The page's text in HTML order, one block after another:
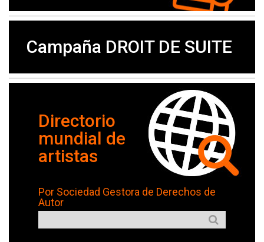
Campaña DROIT DE SUITE
Directorio
mundial de
artistas
Por Sociedad Gestora de Derechos de
Autor